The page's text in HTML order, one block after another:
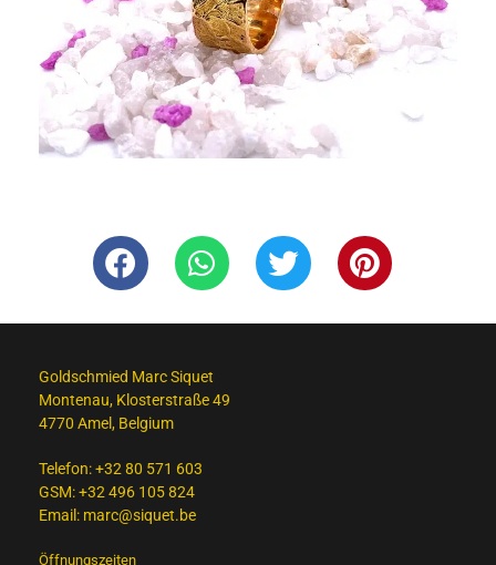
Goldschmied Marc Siquet
Montenau, Klosterstraße 49
4770 Amel, Belgium
Telefon:+32 80 571 603
GSM:+32 496 105 824
Email: marc@siquet.be
Öffnungszeiten